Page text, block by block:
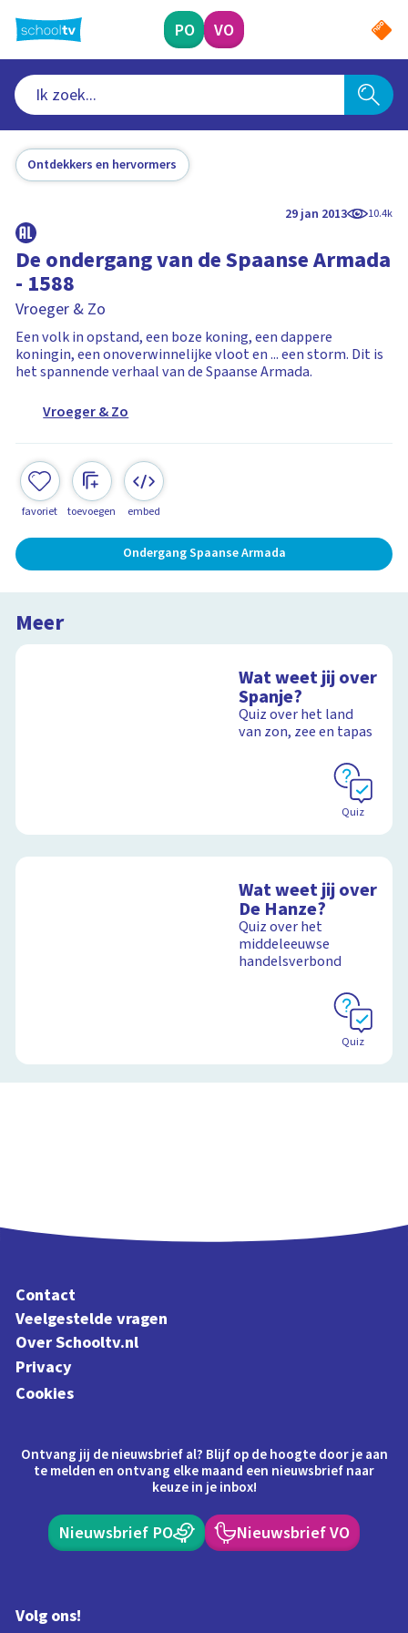
naar
hoofdinhoud
PO VO
Ontdekkers en hervormers
29 jan 2013 10.4k
De ondergang van de Spaanse Armada
- 1588
Vroeger & Zo
Een volk in opstand, een boze koning, een dappere
koningin, een onoverwinnelijke vloot en ... een storm. Dit is
het spannende verhaal van de Spaanse Armada.
Vroeger & Zo
favoriet toevoegen embed
Ondergang Spaanse Armada
Meer
Wat weet jij over
Spanje?
Quiz over het land
van zon, zee en tapas
Quiz
Wat weet jij over
De Hanze?
Quiz over het
middeleeuwse
handelsverbond
Quiz
Contact
Veelgestelde vragen
Over Schooltv.nl
Privacy
Cookies
Ontvang jij de nieuwsbrief al? Blijf op de hoogte door je aan
te melden en ontvang elke maand een nieuwsbrief naar
keuze in je inbox!
Nieuwsbrief PO Nieuwsbrief VO
Volg ons!